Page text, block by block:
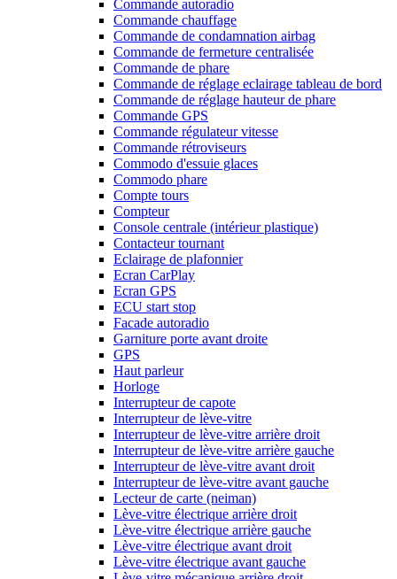
Commande autoradio
Commande chauffage
Commande de condamnation airbag
Commande de fermeture centralisée
Commande de phare
Commande de réglage eclairage tableau de bord
Commande de réglage hauteur de phare
Commande GPS
Commande régulateur vitesse
Commande rétroviseurs
Commodo d'essuie glaces
Commodo phare
Compte tours
Compteur
Console centrale (intérieur plastique)
Contacteur tournant
Eclairage de plafonnier
Ecran CarPlay
Ecran GPS
ECU start stop
Facade autoradio
Garniture porte avant droite
GPS
Haut parleur
Horloge
Interrupteur de capote
Interrupteur de lève-vitre
Interrupteur de lève-vitre arrière droit
Interrupteur de lève-vitre arrière gauche
Interrupteur de lève-vitre avant droit
Interrupteur de lève-vitre avant gauche
Lecteur de carte (neiman)
Lève-vitre électrique arrière droit
Lève-vitre électrique arrière gauche
Lève-vitre électrique avant droit
Lève-vitre électrique avant gauche